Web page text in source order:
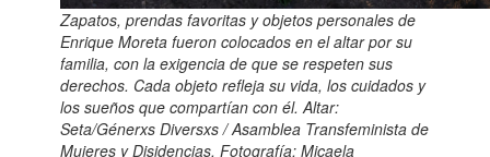
Zapatos, prendas favoritas y objetos personales de
Enrique Moreta fueron colocados en el altar por su
familia, con la exigencia de que se respeten sus
derechos. Cada objeto refleja su vida, los cuidados y
los sueños que compartían con él. Altar:
Seta/Génerxs Diversxs / Asamblea Transfeminista de
Mujeres y Disidencias. Fotografía: Micaela